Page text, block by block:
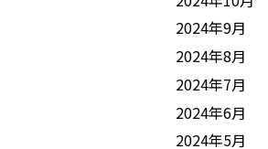
2024年9月
2024年8月
2024年7月
2024年6月
2024年5月